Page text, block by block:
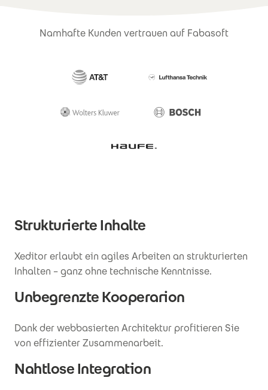
Namhafte Kunden vertrauen auf Fabasoft
Strukturierte Inhalte
Xeditor erlaubt ein agiles Arbeiten an strukturierten
Inhalten – ganz ohne technische Kenntnisse.
Unbegrenzte Kooperarion
Dank der webbasierten Architektur profitieren Sie
von effizienter Zusammenarbeit.
Nahtlose Integration